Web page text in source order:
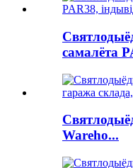
самалёта
Wareho...